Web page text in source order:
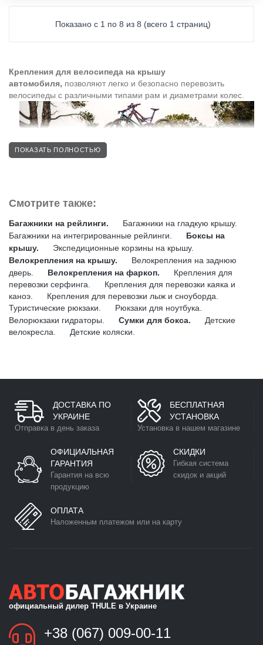
Показано с 1 по 8 из 8 (всего 1 страниц)
Крепления для велосипеда на крышу
автомобиля, позволяют легко и безопасно перевозить
велосипеды с различными типами рам и диаметрами колес.
Крепление для велосипеда на крышу машиныудобно и
функционально в ежедневном использовании.
При перевозке велосипеда на крыше, максимальная скорость
автомобиля, не должна превышать 130 км/час (необходимо
учитывать состояние дорожного покрытия и силу ветра).
Велокрепление на крышу Thule:
•Легко устанавливается напоперечный багажник
автомобиля
(на поперечные дуги).
велосипедов.
Используя
велобагажник на крышу Thule
комфортом перевозить на автомобиле собственный байк.
ПОКАЗАТЬ ПОЛНОСТЬЮ
Смотрите также:
Багажники на рейлинги.
Багажники на гладкую крышу.
Багажники на интегрированные рейлинги.
Боксы на
крышу.
Экспедиционные корзины на крышу.
Велокрепления на крышу.
Велокрепления на заднюю
дверь.
Велокрепления на фаркоп.
Крепления для
перевозки серфинга.
Крепления для перевозки каяка и
каноэ.
Крепления для перевозки лыж и сноуборда.
Туристические рюкзаки.
Рюкзаки для ноутбука.
Велорюкзаки гидраторы.
Сумки для бокса.
Детские
велокресла.
Детские коляски.
ДОСТАВКА ПО
УКРАИНЕ
Отправка в день заказа
БЕСПЛАТНАЯ
УСТАНОВКА
Установка в нашем магазине
ОФИЦИАЛЬНАЯ
ГАРАНТИЯ
Гарантия на всю
продукцию
СКИДКИ
Гибкая система
скидок и акций
ОПЛАТА
Наложенным платежом или на карту
официальный дилер THULE в Украине
+38 (067) 009-00-11